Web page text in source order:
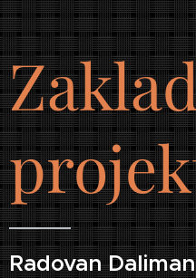
Radovan Daliman